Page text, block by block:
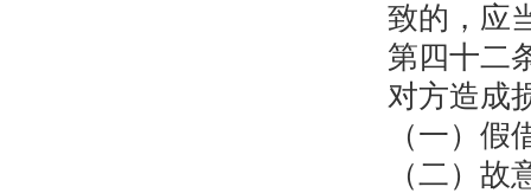
致的，应
第四十二
对方造成
（一）
（二）